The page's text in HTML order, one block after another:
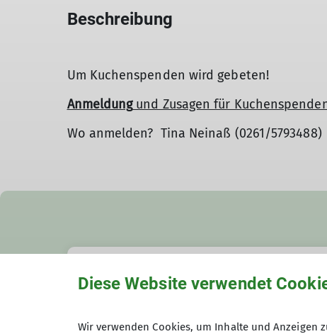
Beschreibung
Um Kuchenspenden wird gebeten!
Anmeldungund Zusagen für
Wo anmelden? Tina Neinaß (0261/5793488)
Details
Diese Website verwendet
Wir verwenden Cookies, um Inhalte und